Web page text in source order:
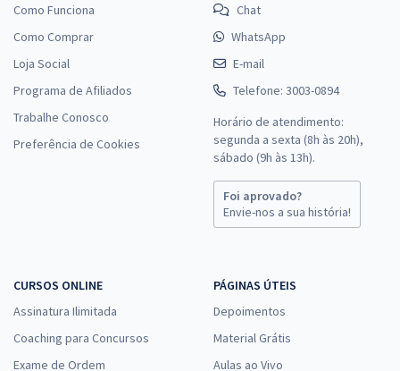
Como Funciona
Como Comprar
Loja Social
Programa de Afiliados
Trabalhe Conosco
Preferência de Cookies
Chat
WhatsApp
E-mail
Telefone: 3003-0894
Horário de atendimento:
segunda a sexta (8h às 20h),
sábado (9h às 13h).
Foi aprovado?
Envie-nos a sua história!
CURSOS ONLINE
Assinatura Ilimitada
Coaching para Concursos
Exame de Ordem
PÁGINAS ÚTEIS
Depoimentos
Material Grátis
Aulas ao Vivo